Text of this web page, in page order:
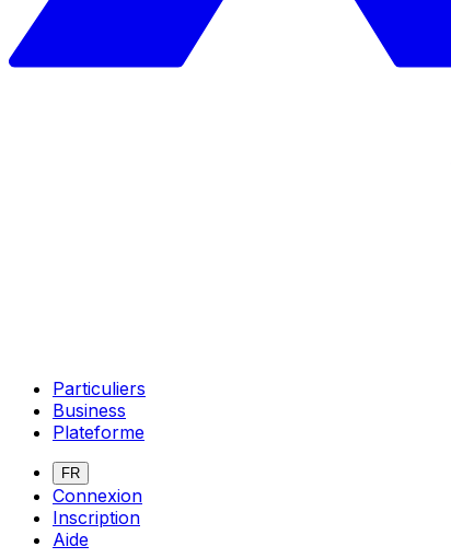
Particuliers
Business
Plateforme
FR
Connexion
Inscription
Aide